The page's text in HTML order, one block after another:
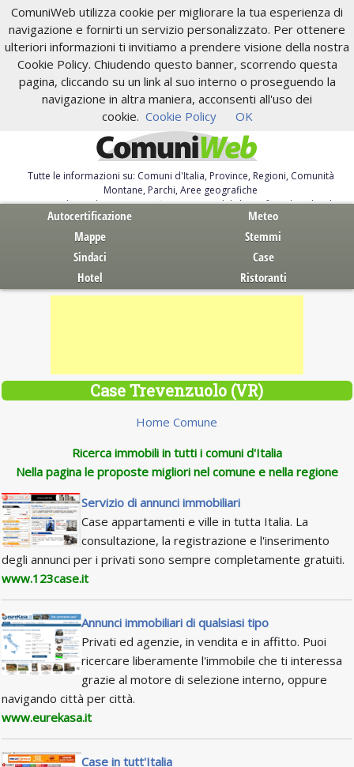
ComuniWeb utilizza cookie per migliorare la tua esperienza di
navigazione e fornirti un servizio personalizzato. Per ottenere
ulteriori informazioni ti invitiamo a prendere visione della nostra
Cookie Policy. Chiudendo questo banner, scorrendo questa
pagina, cliccando su un link al suo interno o proseguendo la
navigazione in altra maniera, acconsenti all'uso dei
cookie. Cookie Policy OK
Tutte le informazioni su: Comuni d'Italia, Province, Regioni, Comunità
Montane, Parchi, Aree geografiche
Servizi al Cittadino. Autocertificazione, moduli, leggi, free download
Autocertificazione
Meteo
Mappe
Stemmi
Sindaci
Case
Hotel
Ristoranti
Case Trevenzuolo (VR)
Home Comune
Ricerca immobili in tutti i comuni d'Italia
Nella pagina le proposte migliori nel comune e nella regione
Servizio di annunci immobiliari
Case appartamenti e ville in tutta Italia. La
consultazione, la registrazione e l'inserimento
degli annunci per i privati sono sempre completamente gratuiti.
www.123case.it
Annunci immobiliari di qualsiasi tipo
Privati ed agenzie, in vendita e in affitto. Puoi
ricercare liberamente l'immobile che ti interessa
grazie al motore di selezione interno, oppure
navigando città per città.
www.eurekasa.it
Case in tutt'Italia